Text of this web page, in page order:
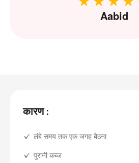
Aabid
कारण :
लंबे समय तक एक जगह बैठना
पुरानी कब्ज